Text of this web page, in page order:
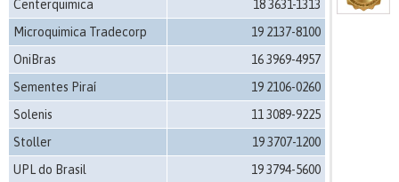
Centerquimica
18 3631-1313
Microquimica Tradecorp
19 2137-8100
OniBras
16 3969-4957
Sementes Piraí
19 2106-0260
Solenis
11 3089-9225
Stoller
19 3707-1200
UPL do Brasil
19 3794-5600